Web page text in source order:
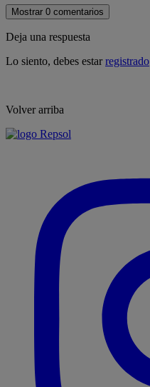
Mostrar 0 comentarios
Deja una respuesta
Lo siento, debes estarregistrado
Volver arriba